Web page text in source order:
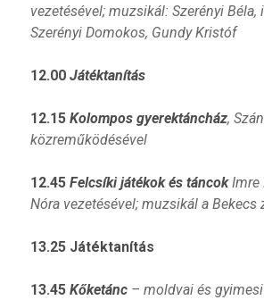
vezetésével; muzsikál: Szerényi Béla,
Szerényi Domokos, GundyKristóf
12.00 Játéktanítás
12.15 Kolompos gyerektáncház,
közreműködésével
12.45 Felcsíki játékok és táncokImre
Nóra vezetésével; muzsikál a Bekecs
13.25 Játéktanítás
13.45 Kőketánc– moldvai és